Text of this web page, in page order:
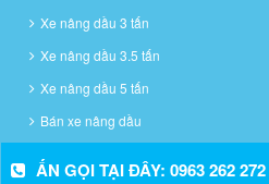
Xe nâng dầu 3 tấn
Xe nâng dầu 3.5 tấn
Xe nâng dầu 5 tấn
Bán xe nâng dầu
ẤN GỌI TẠI ĐÂY: 0963 262 272